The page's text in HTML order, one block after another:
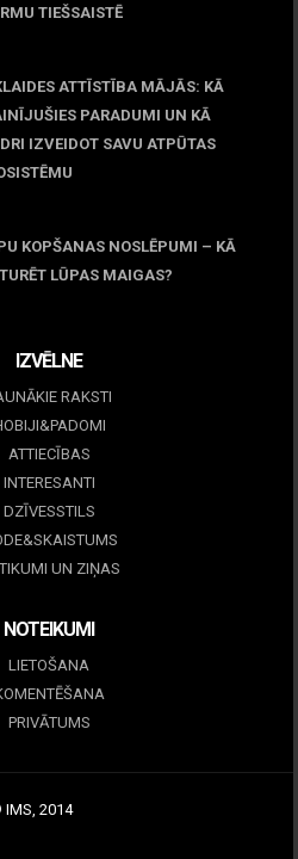
TIEŠSAISTĒ
ATTĪSTĪBA MĀJĀS: KĀ
PARADUMI UN KĀ
IZVEIDOT SAVU ATPŪTAS
KOPŠANAS NOSLĒPUMI – KĀ
LŪPAS MAIGAS?
IZVĒLNE
RAKSTI
ATTIECĪBAS
INTERESANTI
DZĪVESSTILS
UN ZIŅAS
NOTEIKUMI
LIETOŠANA
PRIVĀTUMS
2014